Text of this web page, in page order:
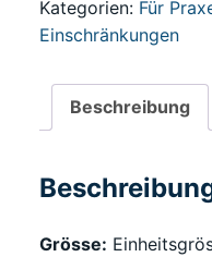
(Nur
zur
des
Noson)
Kategorien: Für
Einschränkungen
Beschreibung
Grösse: